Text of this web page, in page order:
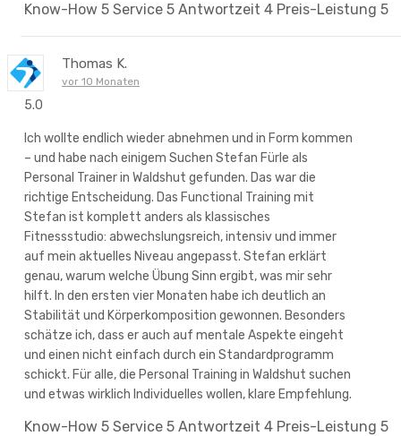
Know-How 5 Service 5 Antwortzeit 4 Preis-Leistung 5
Thomas K.
vor 10 Monaten
5.0
Ich wollte endlich wieder abnehmen und in Form kommen
– und habe nach einigem Suchen Stefan Fürle als
Personal Trainer in Waldshut gefunden. Das war die
richtige Entscheidung. Das Functional Training mit
Stefan ist komplett anders als klassisches
Fitnessstudio: abwechslungsreich, intensiv und immer
auf mein aktuelles Niveau angepasst. Stefan erklärt
genau, warum welche Übung Sinn ergibt, was mir sehr
hilft. In den ersten vier Monaten habe ich deutlich an
Stabilität und Körperkomposition gewonnen. Besonders
schätze ich, dass er auch auf mentale Aspekte eingeht
und einen nicht einfach durch ein Standardprogramm
schickt. Für alle, die Personal Training in Waldshut suchen
und etwas wirklich Individuelles wollen, klare Empfehlung.
Know-How 5 Service 5 Antwortzeit 4 Preis-Leistung 5